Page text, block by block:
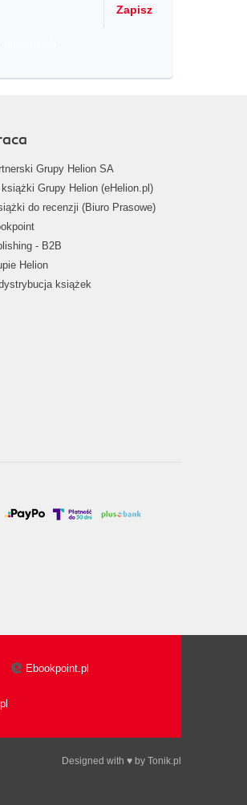
Zapisz
Grupy Helion SA
Grupy Helion (eHelion.pl)
do recenzji (Biuro Prasowe)
- B2B
Helion
książek
Ebookpoint.pl
Designed with ♥ by Tonik.pl